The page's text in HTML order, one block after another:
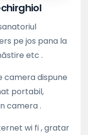
pe jos pana la
etc .
camera dispune
portabil,
camera .
wi fi , gratar